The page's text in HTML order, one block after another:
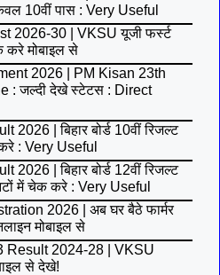
10वीं पास : Very Useful
2026-30 | VKSU यूजी फर्स्ट
करे मोबाइल से
2026 | PM Kisan 23th
: जल्दी देखे स्टेटस : Direct
| बिहार बोर्ड 10वीं रिजल्ट
: Very Useful
| बिहार बोर्ड 12वीं रिजल्ट
में चेक करे : Very Useful
2026 | अब घर बैठे फार्मर
मोबाइल से
Result 2024-28 | VKSU
से देखे!